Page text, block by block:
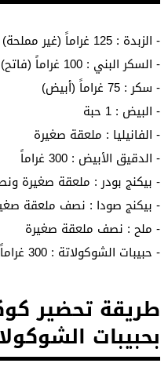
- الزبدة : 125 غراماً (غير مملحة)
- السكر البني : 100 غراماً (فاتح)
- سكر : 75 غراماً (أبيض)
- البيض : 1 حبة
- الفانيليا : ملعقة صغيرة
- الدقيق الأبيض : 300 غراماً
- بيكنج بودر : ملعقة صغيرة
- بيكنج صودا : نصف ملعقة
- ملح : نصف ملعقة صغيرة
- حبيبات الشوكولاتة : 300 غراماً (منوعة بالحليب والداكنة)
طريقة تحضير
بحبيبات